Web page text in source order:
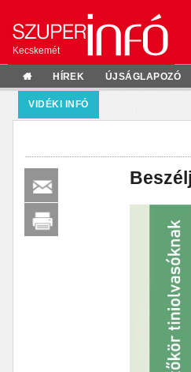
Kecskemét
HÍREK ÚJSÁGLAPOZÓ
VIDÉKI INFÓ